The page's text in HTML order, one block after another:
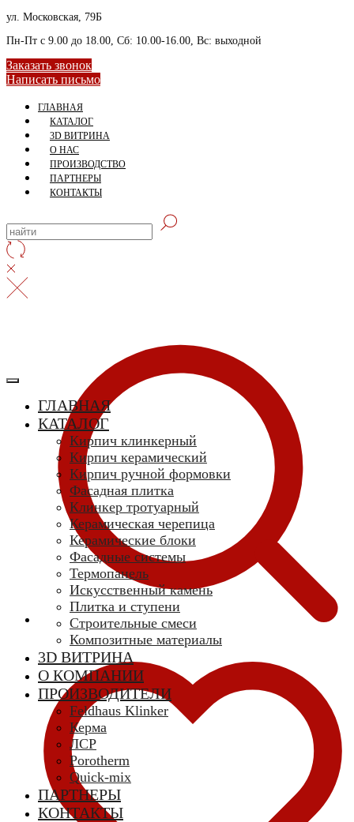
ул. Московская, 79Б
Пн-Пт с 9.00 до 18.00, Сб: 10.00-16.00, Вс: выходной
Заказать звонок
Написать письмо
ГЛАВНАЯ
КАТАЛОГ
3D ВИТРИНА
О НАС
ПРОИЗВОДСТВО
ПАРТНЕРЫ
КОНТАКТЫ
ГЛАВНАЯ
КАТАЛОГ
Кирпич клинкерный
Кирпич керамический
Кирпич ручной формовки
Фасадная плитка
Клинкер тротуарный
Керамическая черепица
Керамические блоки
Фасадные системы
Термопанель
Искусственный камень
Плитка и ступени
Строительные смеси
Композитные материалы
3D ВИТРИНА
О КОМПАНИИ
ПРОИЗВОДИТЕЛИ
Feldhaus Klinker
Керма
ЛСР
Porotherm
Quick-mix
ПАРТНЕРЫ
КОНТАКТЫ